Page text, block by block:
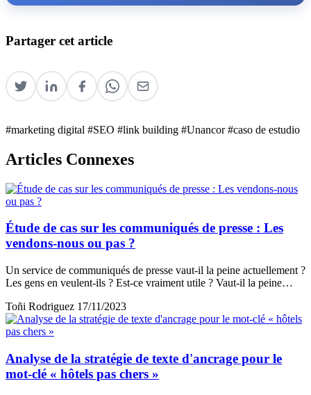
Partager cet article
#marketing digital #SEO #link building #Unancor#caso de estudio
Articles Connexes
Étude de cas sur les communiqués de presse : Les
vendons-nous ou pas ?
Un service de communiqués de presse vaut-il la peine actuellement ?
Les gens en veulent-ils ? Est-ce vraiment utile ? Vaut-il la peine…
Toñi Rodriguez 17/11/2023
Analyse de la stratégie de texte d'ancrage pour le
mot-clé « hôtels pas chers »